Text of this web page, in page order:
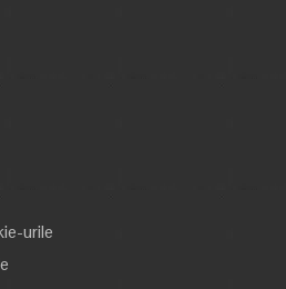
urile